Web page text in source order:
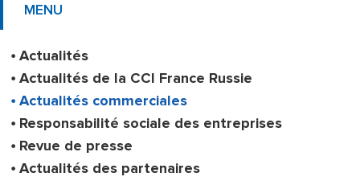
MENU
Actualités
Actualités de la CCI France Russie
Actualités commerciales
Responsabilité sociale des entreprises
Revue de presse
Actualités des partenaires